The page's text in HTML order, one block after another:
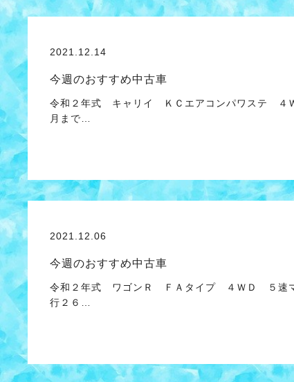
2021.12.14
今週のおすすめ中古車
令和２年式 キャリイ ＫＣエアコンパワステ ４
月まで…
2021.12.06
今週のおすすめ中古車
令和２年式 ワゴンＲ ＦＡタイプ ４ＷＤ ５速
行２６…